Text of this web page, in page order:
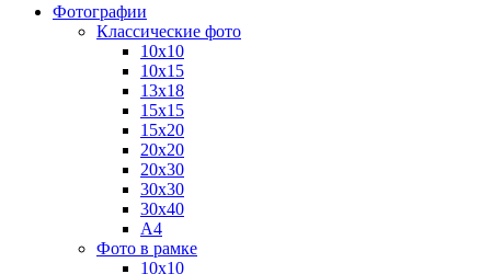
Фотографии
Классические фото
10х10
10х15
13х18
15х15
15х20
20х20
20х30
30х30
30х40
А4
Фото в рамке
10х10